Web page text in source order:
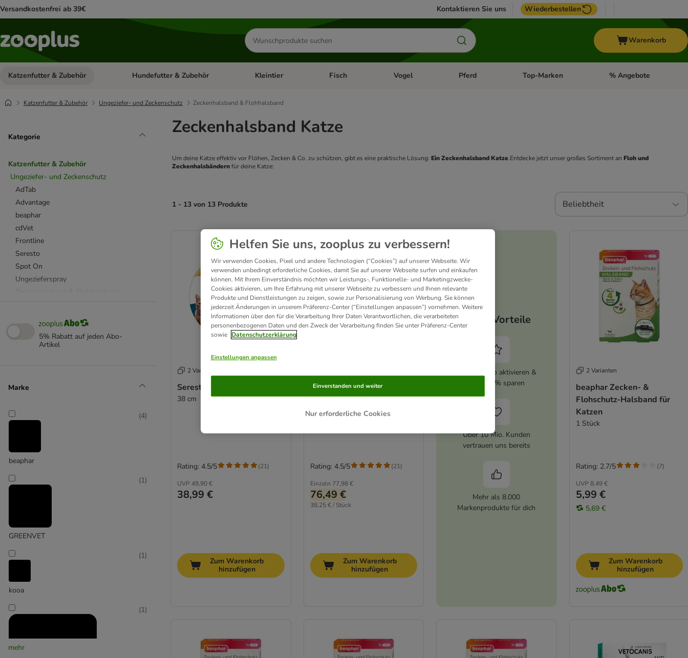
Versandkostenfrei ab 39€ Kontaktieren Sie uns Wiederbestellen
Produkte
suchen
Warenkorb
Katzenfutter & Zubehör Kategorie-Menü öffnen: Katzenfutter & Zubehör
Hundefutter & Zubehör Kategorie-Menü öffnen: Hundefutter & Zubehör
Kleintier Kategorie-Menü öffnen: Kleintier
Fisch Kategorie-Menü öffnen: Fisch
Vogel Kategorie-Menü öffnen: Vogel
Pferd Kategorie-Menü öffnen: Pferd
Top-Marken Kategorie-Menü öffnen:
% Angebote
Katzenfutter & Zubehör Ungeziefer- und Zeckenschutz Zeckenhalsband & Flohhalsband
Kategorie
Katzenfutter & Zubehör
Ungeziefer- und Zeckenschutz
AdTab
Advantage
beaphar
cdVet
Frontline
Seresto
Spot On
Ungezieferspray
Zeckenhalsband & Flohhalsband
Zeckenmittel
Milbenmittel & Läusemittel
5% Rabatt auf jeden Abo-
Artikel
Marke
beaphar
(4)
GREENVET
(1)
kooa
(1)
(1)
mehr
Zeckenhalsband Katze
Um deine Katze effektiv vor Flöhen, Zecken & Co. zu schützen, gibt es eine praktische Lösung: Ein Zeckenhalsband Katze.Entdecke jetzt unser großes Sortiment an Floh und
Zeckenhalsbändern für deine Katze:
1 - 13 von 13 Produkte Beliebtheit
product items have been changed
2 Varianten
Seresto® Halsband Katze
38 cm
UVP 49,90 €
38,99 €
Rating: 4.5/5 (21)
Zum Warenkorb
hinzufügen
Seresto® Halsband Katze
Sparpaket: 2 x 38 cm
Einzeln 77,98 €
76,49 €
38,25 € / Stück
Rating: 4.5/5 (21)
Zum Warenkorb
hinzufügen
Deine Vorteile
zooplus Abo aktivieren &
immer 5% sparen
Über 10 Mio. Kunden
vertrauen uns bereits
Mehr als 8.000
Markenprodukte für dich
2 Varianten
beaphar Zecken- &
Flohschutz-Halsband für
Katzen
1 Stück
UVP 8,49 €
5,99 €
5,69 €
Rating: 2.7/5 (7)
Zum Warenkorb
hinzufügen
Helfen Sie uns, zooplus zu verbessern!
Wir verwenden Cookies, Pixel und andere Technologien (“Cookies”) auf unserer Webseite. Wir
verwenden unbedingt erforderliche Cookies, damit Sie auf unserer Webseite surfen und einkaufen
können. Mit Ihrem Einverständnis möchten wir Leistungs-, Funktionelle- und Marketingzwecke-
Cookies aktivieren, um Ihre Erfahrung mit unserer Webseite zu verbessern und Ihnen relevante
Produkte und Dienstleistungen zu zeigen, sowie zur Personalisierung von Werbung. Sie können
jederzeit Änderungen in unserem Präferenz-Center (“Einstellungen anpassen”) vornehmen. Weitere
Informationen über den für die Verarbeitung Ihrer Daten Verantwortlichen, die verarbeiteten
personenbezogenen Daten und den Zweck der Verarbeitung finden Sie unter Präferenz-Center
sowie Datenschutzerklärung
Einstellungen anpassen
Nur erforderliche Cookies
Einverstanden und weiter